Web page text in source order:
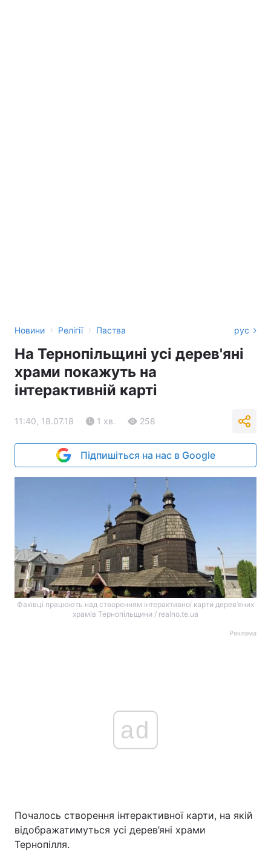
Новини › Релігії › Паства рус
На Тернопільщині усі дерев'яні
храми покажуть на
інтерактивній карті
11:40, 18.07.18 1 хв. 258
Підпишіться на нас в Google
Фахівці працюють над створенням інтерактивної карти дерев’яних
храмів Тернопільщини / realno.te.ua
Реклама
ad
Почалось створення інтерактивної карти, на якій
відображатимуться усі дерев’яні храми
Тернопілля.